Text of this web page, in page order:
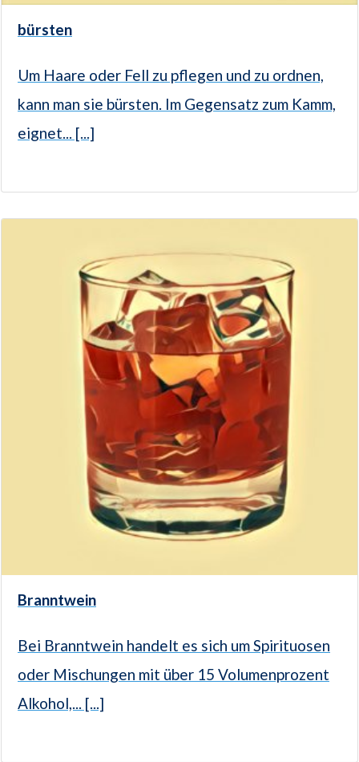
bürsten
Um Haare oder Fell zu pflegen und zu ordnen,
kann man sie bürsten. Im Gegensatz zum Kamm,
eignet... [...]
Branntwein
Bei Branntwein handelt es sich um Spirituosen
oder Mischungen mit über 15 Volumenprozent
Alkohol,... [...]